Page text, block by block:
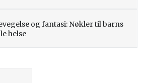
og fantasi: Nøkler til barns
helse